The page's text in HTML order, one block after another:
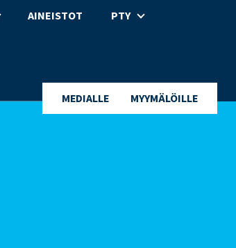
AINEISTOT PTY
MEDIALLE MYYMÄLÖILLE